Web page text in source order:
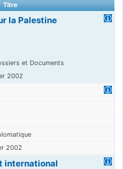
Titre
la Palestine
et Documents
2002
2002
international